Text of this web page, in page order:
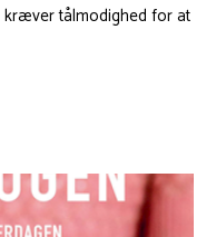
kræver tålmodighed for at